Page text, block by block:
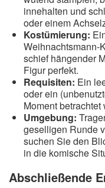
innehalten und
oder einem
Kostümierung:
Weihnachtsmann-
schief hängender
Figur perfekt.
Requisiten: Ein
oder ein
Moment
Umgebung:
geselligen Runde
suchen Sie den
in die komische
Abschließende